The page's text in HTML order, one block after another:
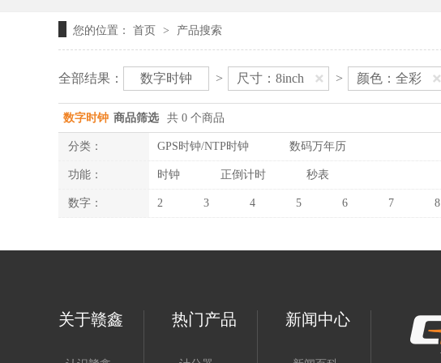
您的位置： 首页 > 产品搜索
全部结果： 数字时钟 > 尺寸：8inch > 颜色：全彩
数字时钟 商品筛选 共 0 个商品
分类： GPS时钟/NTP时钟 数码万年历
功能： 时钟 正倒计时 秒表
数字： 2 3 4 5 6 7 8
关于赣鑫 热门产品 新闻中心